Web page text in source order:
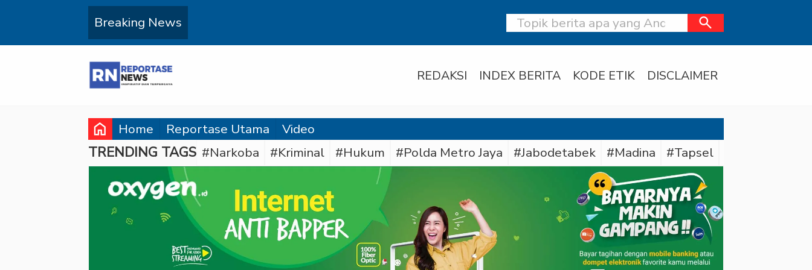
Breaking News search
REDAKSI INDEX BERITA KODE ETIK DISCLAIMER
home Home Reportase Utama Video
TRENDING TAGS #Narkoba #Kriminal #Hukum #Polda Metro Jaya #Jabodetabek #Madina #Tapsel